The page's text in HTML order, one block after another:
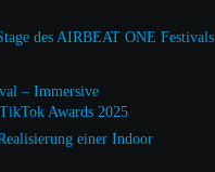
des AIRBEAT ONE Festivals
– Immersive
Awards 2025
einer Indoor